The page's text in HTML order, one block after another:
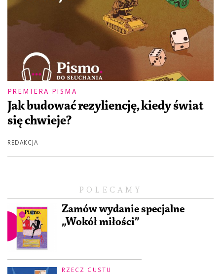
POLECAMY
Zamów wydanie specjalne
„Wokół miłości”
RZECZ GUSTU
PREMIERA PISMA
Jak budować rezyliencję, kiedy świat
się chwieje?
REDAKCJA